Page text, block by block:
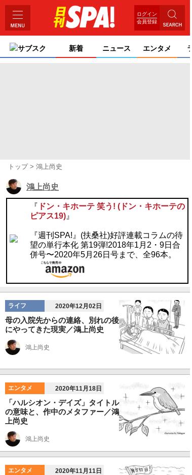
ログイン
会員登録
サブスク 新着 ニュース エンタメ
トップ 鴻上尚史
鴻上尚史
『 ドン・キホーテ 笑う! (ドン・キホーテの
ピアス19) 』
『週刊SPA!』(扶桑社)好評連載コラムの待
望の単行本化 第19弾!2018年1月2・9日合
併号〜2020年5月26日号まで、全96本。
ライフ 2020年12月02日
母の入院先からの連絡、別れの後
にやってきた現実／鴻上尚史
鴻上尚史
エンタメ 2020年11月18日
「ハルシオン・デイズ」タイトル
の意味と、作中のメタファー／鴻
上尚史
鴻上尚史
エンタメ 2020年11月11日